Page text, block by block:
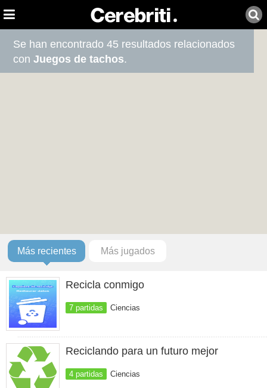
Se han encontrado 45 resultados relacionados
conJuegos de tachos.
Más recientes Más jugados
Recicla conmigo
7 partidas Ciencias
Reciclando para un futuro mejor
4 partidas Ciencias